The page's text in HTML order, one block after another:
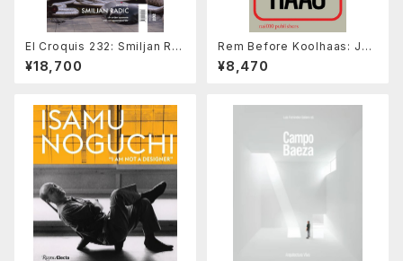
El Croquis 232: Smiljan Ra
dić , 2019-2025 With No A
pparent Order
¥18,700
Rem Before Koolhaas: Jou
rnalism by an Architect
¥8,470